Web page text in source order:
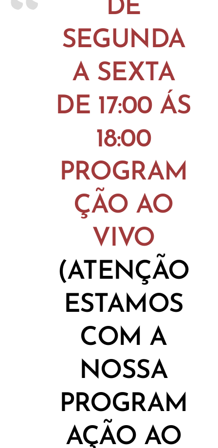
DE
SEGUNDA
A SEXTA
DE 17:00 ÁS
18:00
PROGRAM
ÇÃO AO
VIVO
(ATENÇÃO
ESTAMOS
COM A
NOSSA
PROGRAM
AÇÃO AO